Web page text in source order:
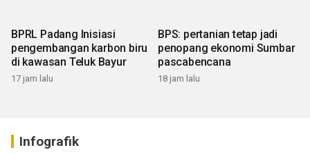
BPRL Padang Inisiasi
pengembangan karbon biru
di kawasan Teluk Bayur
17 jam lalu
BPS: pertanian tetap jadi
penopang ekonomi Sumbar
pascabencana
18 jam lalu
Infografik